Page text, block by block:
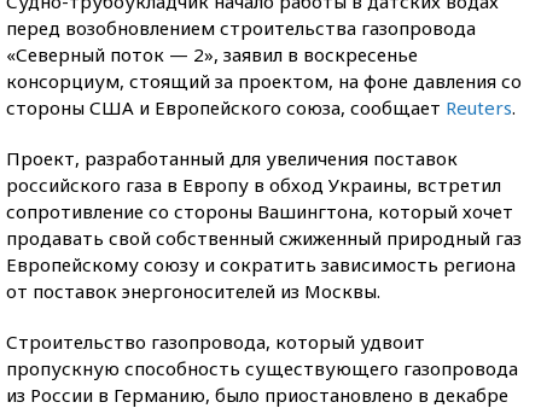
перед возобновлением строительства газопровода
«Северный поток — 2», заявил в воскресенье
консорциум, стоящий за проектом, на фоне давления со
стороны США и Европейского союза, сообщает Reuters.
Проект, разработанный для увеличения поставок
российского газа в Европу в обход Украины, встретил
сопротивление со стороны Вашингтона, который хочет
продавать свой собственный сжиженный природный газ
Европейскому союзу и сократить зависимость региона
от поставок энергоносителей из Москвы.
Строительство газопровода, который удвоит
пропускную способность существующего газопровода
из России в Германию, было приостановлено в декабре